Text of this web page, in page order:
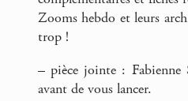
Zooms hebdo et leurs
trop !
– pièce jointe :
avant de vous lancer.